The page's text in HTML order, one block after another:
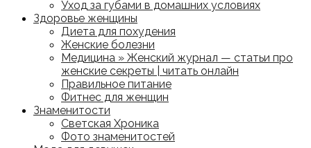
Уход за губами в домашних условиях
Здоровье женщины
Диета для похудения
Женские болезни
Медицина » Женский журнал — статьи про
женские секреты | читать онлайн
Правильное питание
Фитнес для женщин
Знаменитости
Светская Хроника
Фото знаменитостей